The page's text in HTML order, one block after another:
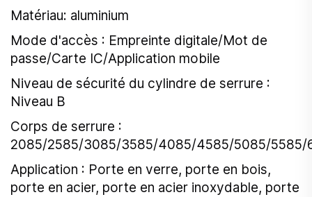
Matériau: aluminium
Mode d'accès : Empreinte digitale/Mot de
passe/Carte IC/Application mobile
Niveau de sécurité du cylindre de serrure :
Niveau B
Corps de serrure :
2085/2585/3085/3585/4085/4585/5085/5585/
Application : Porte en verre, porte en bois,
porte en acier, porte en acier inoxydable, porte